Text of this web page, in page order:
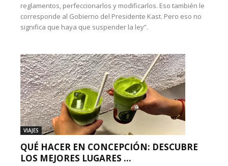
reglamentos, perfeccionarlos y modificarlos. Eso también le
corresponde al Gobierno del Presidente Kast. Pero eso no
significa que haya que suspender la ley”.
VIAJES
QUÉ HACER EN CONCEPCIÓN: DESCUBRE
LOS MEJORES LUGARES ...